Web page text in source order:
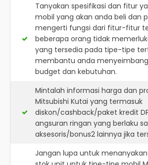
Tanyakan spesifikasi dan fitur
mobil yang akan anda beli dan
mengerti fungsi dari fitur-fitur
beberapa orang tidak
yang tersedia pada tipe-tipe
membantu anda
budget dan kebutuhan.
Mintalah informasi harga dan
Mitsubishi Kutai yang termasuk
diskon/cashback/paket kredit
angsuran ringan yang berlaku
aksesoris/bonus2 lainnya jika
Jangan lupa untuk